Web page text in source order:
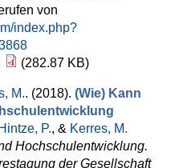
von
index.php?
(282.87 KB)
M.. (2018). (Wie) Kann
Hintze, P., & Kerres, M.
Hochschulentwicklung.
der Gesellschaft